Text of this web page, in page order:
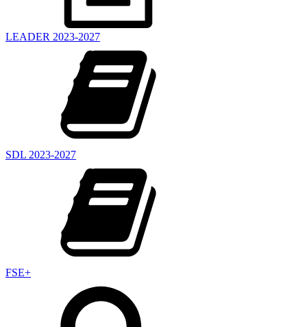
LEADER 2023-2027
SDL 2023-2027
FSE+